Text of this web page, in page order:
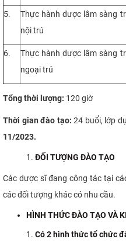
5. Thực hành dược lâm sàng
nội trú
6. Thực hành dược lâm sàng
ngoại trú
Tổng thời lượng: 120 giờ
Thời gian đào tạo: 24 buổi, lớp
11/2023.
ĐỐI TƯỢNG ĐÀO TẠO
Các dược sĩ đang công tác tại
các đối tượng khác có nhu cầu.
HÌNH THỨC ĐÀO TẠO VÀ
Có 2 hình thức tổ chức